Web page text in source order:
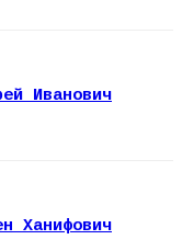
Иванович
Ханифович